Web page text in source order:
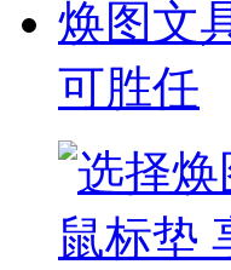
焕图文
可胜任